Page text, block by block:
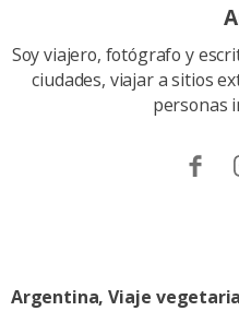
Soy viajero, fotógrafo y
ciudades, viajar a sitios
personas
Categoria:
Argentina,Viaje